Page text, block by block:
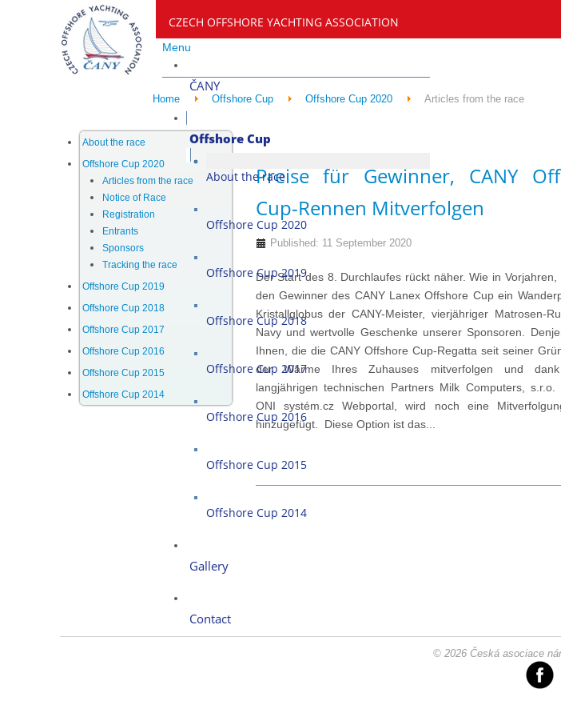
CZECH OFFSHORE YACHTING ASSOCIATION
Menu
ČANY
Offshore Cup
About the race
Offshore Cup 2020
Offshore Cup 2019
Offshore Cup 2018
Offshore Cup 2017
Offshore Cup 2016
Offshore Cup 2015
Offshore Cup 2014
Gallery
Contact
Home Offshore Cup Offshore Cup 2020 Articles from the race
About the race
Offshore Cup 2020
Articles from the race
Notice of Race
Registration
Entrants
Sponsors
Tracking the race
Offshore Cup 2019
Offshore Cup 2018
Offshore Cup 2017
Offshore Cup 2016
Offshore Cup 2015
Offshore Cup 2014
Preise für Gewinner, CANY
Cup-Rennen Mitverfolgen
Published: 11 September 2020
Der Start des 8. Durchlaufes rückt näher. Wie in Vorjahren,
den Gewinner des CANY Lanex Offshore Cup ein
Kristallglobus der CANY-Meister, vierjähriger Matrosen-
Navy und wertvolle Geschenke unserer Sponsoren.
Ihnen, die die CANY Offshore Cup-Regatta seit seiner
der Wärme Ihres Zuhauses mitverfolgen und
langjährigen technischen Partners Milk Computers, s.r.o.
ONI systém.cz Webportal, wird noch eine
hinzugefügt. Diese Option ist das...
© 2026 Česká asociace